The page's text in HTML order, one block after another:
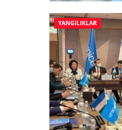
YANGILIKLAR